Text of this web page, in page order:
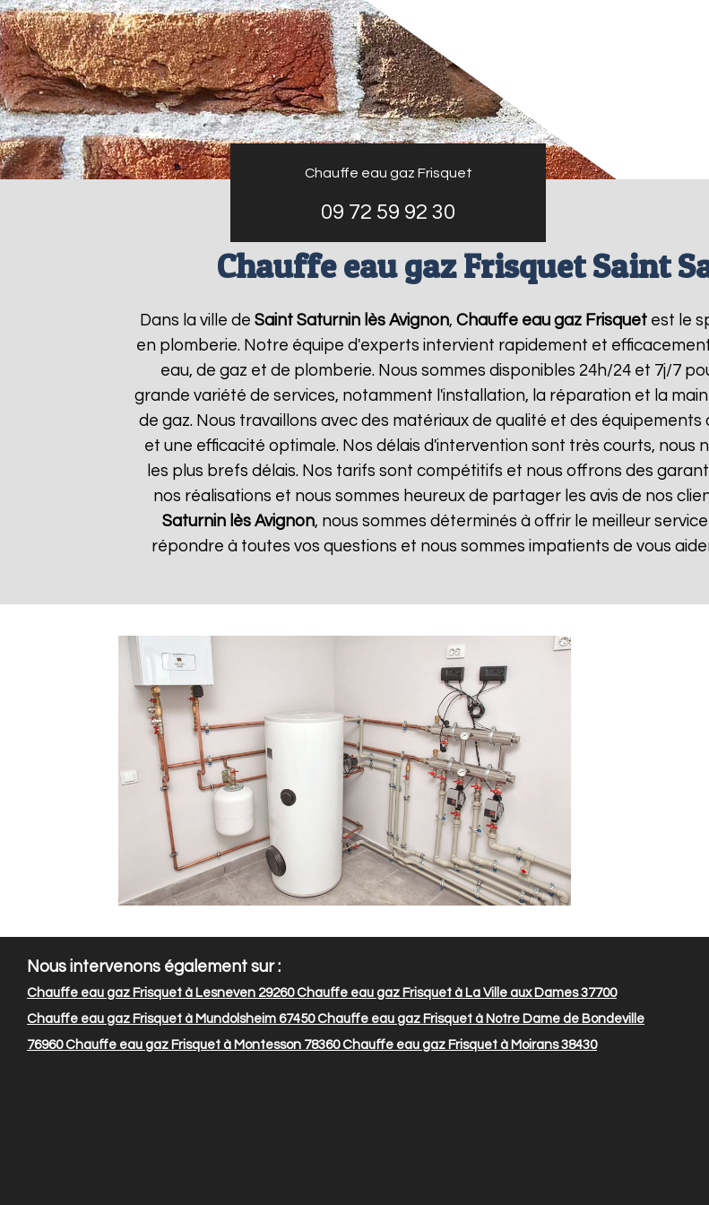
Chauffe eau gaz Frisquet
09 72 59 92 30
Chauffe eau gaz Frisquet Saint
Dans la ville de Saint Saturnin lès Avignon, Chauffe eau gaz Frisquet est le
en plomberie. Notre équipe d'experts intervient rapidement et
eau, de gaz et de plomberie. Nous sommes disponibles 24h/24 et 7j/7
grande variété de services, notamment l'installation, la réparation et la
de gaz. Nous travaillons avec des matériaux de qualité et des
et une efficacité optimale. Nos délais d'intervention sont très courts, nous
les plus brefs délais. Nos tarifs sont compétitifs et nous offrons des
nos réalisations et nous sommes heureux de partager les avis de nos
Saturnin lès Avignon, nous sommes déterminés à offrir le meilleur
répondre à toutes vos questions et nous sommes impatients de vous
Nous intervenons également sur :
Chauffe eau gaz Frisquet à Lesneven 29260Chauffe eau gaz Frisquet à La Ville aux Dames 37700
Chauffe eau gaz Frisquet à Mundolsheim 67450Chauffe eau gaz Frisquet à Notre Dame de Bondeville
76960Chauffe eau gaz Frisquet à Montesson 78360Chauffe eau gaz Frisquet à Moirans 38430